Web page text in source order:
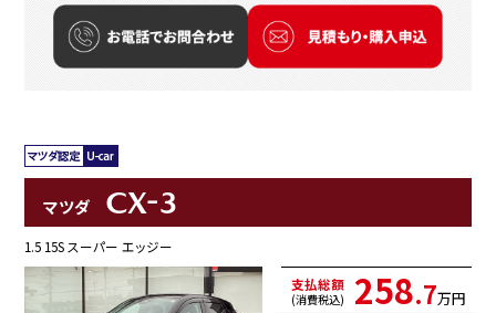
マツダ CX-3
1.5 15S スーパー エッジー
支払総額
(消費税込) 258.7万円